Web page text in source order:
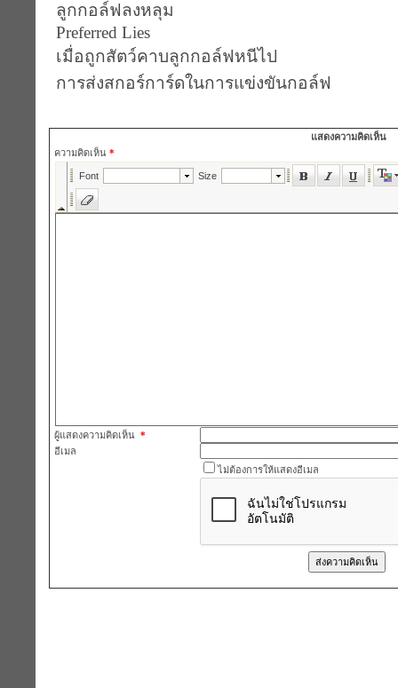
ลูกกอล์ฟลงหลุม
Preferred Lies
เมื่อถูกสัตว์คาบลูกกอล์ฟหนีไป
การส่งสกอร์การ์ดในการแข่งขันกอล์ฟ
แสดงความคิดเห็น
ความคิดเห็น *
ผู้แสดงความคิดเห็น *
อีเมล
ไม่ต้องการให้แสดงอีเมล